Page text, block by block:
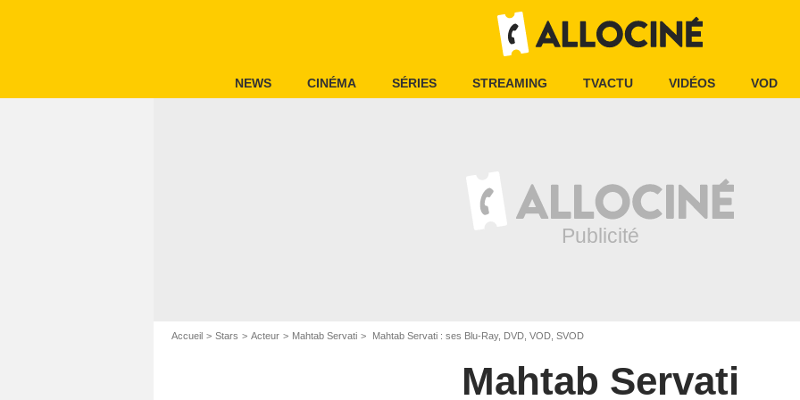
NEWS CINÉMA SÉRIES STREAMING TVACTU VIDÉOS VOD
Accueil Stars Acteur Mahtab Servati Mahtab Servati : ses Blu-Ray, DVD, VOD, SVOD
Mahtab Servati